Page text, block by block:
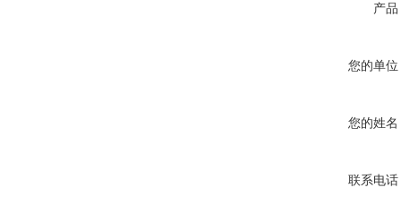
产品
您的单位
您的姓名
联系电话